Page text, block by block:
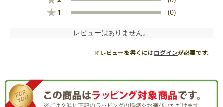
★ 1 (0)
レビューはありません。
※レビューを書くにはログインが必要です。